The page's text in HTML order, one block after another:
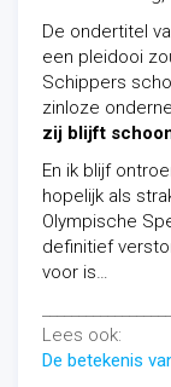
De ondertitel
een pleidooi
Schippers
zinloze
zij blijft
En ik blijf
hopelijk als
Olympische
definitief
voor is…
Lees ook:
De betekenis